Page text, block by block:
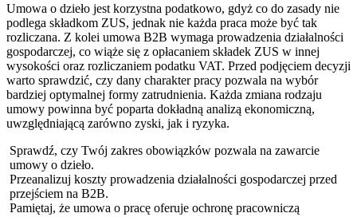
Umowa o dzieło jest korzystna podatkowo, gdyż co do zasady nie
podlega składkom ZUS, jednak nie każda praca może być tak
rozliczana. Z kolei umowa B2B wymaga prowadzenia działalności
gospodarczej, co wiąże się z opłacaniem składek ZUS w innej
wysokości oraz rozliczaniem podatku VAT. Przed podjęciem decyzji
warto sprawdzić, czy dany charakter pracy pozwala na wybór
bardziej optymalnej formy zatrudnienia. Każda zmiana rodzaju
umowy powinna być poparta dokładną analizą ekonomiczną,
uwzględniającą zarówno zyski, jak i ryzyka.
Sprawdź, czy Twój zakres obowiązków pozwala na zawarcie
umowy o dzieło.
Przeanalizuj koszty prowadzenia działalności gospodarczej przed
przejściem na B2B.
Pamiętaj, że umowa o pracę oferuje ochronę pracowniczą